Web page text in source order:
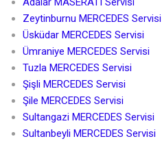
Zeytinburnu MERCEDES Servisi
Üsküdar MERCEDES Servisi
Ümraniye MERCEDES Servisi
Tuzla MERCEDES Servisi
Şişli MERCEDES Servisi
Şile MERCEDES Servisi
Sultangazi MERCEDES Servisi
Sultanbeyli MERCEDES Servisi